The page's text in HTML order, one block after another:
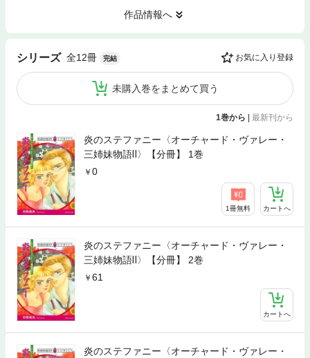
作品情報へ
シリーズ 全12冊 完結 お気に入り登録
未購入巻をまとめて買う
1巻から 最新刊から
炎のステファニー〈オーチャード・ヴァレー・
三姉妹物語Ⅱ〉【分冊】 1巻
0
1冊無料 カートへ
炎のステファニー〈オーチャード・ヴァレー・
三姉妹物語Ⅱ〉【分冊】 2巻
61
カートへ
炎のステファニー〈オーチャード・ヴァレー・